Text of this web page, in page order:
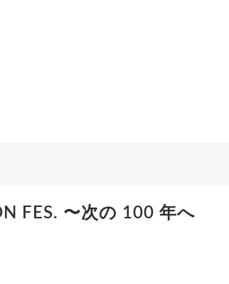
FES. 〜次の 100 年へ